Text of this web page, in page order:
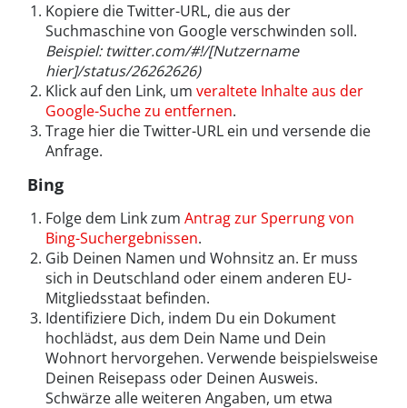
Kopiere die Twitter-URL, die aus der
Suchmaschine von Google verschwinden soll.
Beispiel: twitter.com/#!/[Nutzername
hier]/status/26262626)
Klick auf den Link, um veraltete Inhalte aus der
Google-Suche zu entfernen.
Trage hier die Twitter-URL ein und versende die
Anfrage.
Bing
Folge dem Link zum Antrag zur Sperrung von
Bing-Suchergebnissen.
Gib Deinen Namen und Wohnsitz an. Er muss
sich in Deutschland oder einem anderen EU-
Mitgliedsstaat befinden.
Identifiziere Dich, indem Du ein Dokument
hochlädst, aus dem Dein Name und Dein
Wohnort hervorgehen. Verwende beispielsweise
Deinen Reisepass oder Deinen Ausweis.
Schwärze alle weiteren Angaben, um etwa